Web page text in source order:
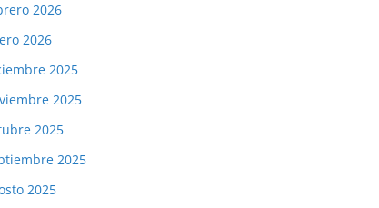
2026
2026
2025
2025
2025
2025
2025